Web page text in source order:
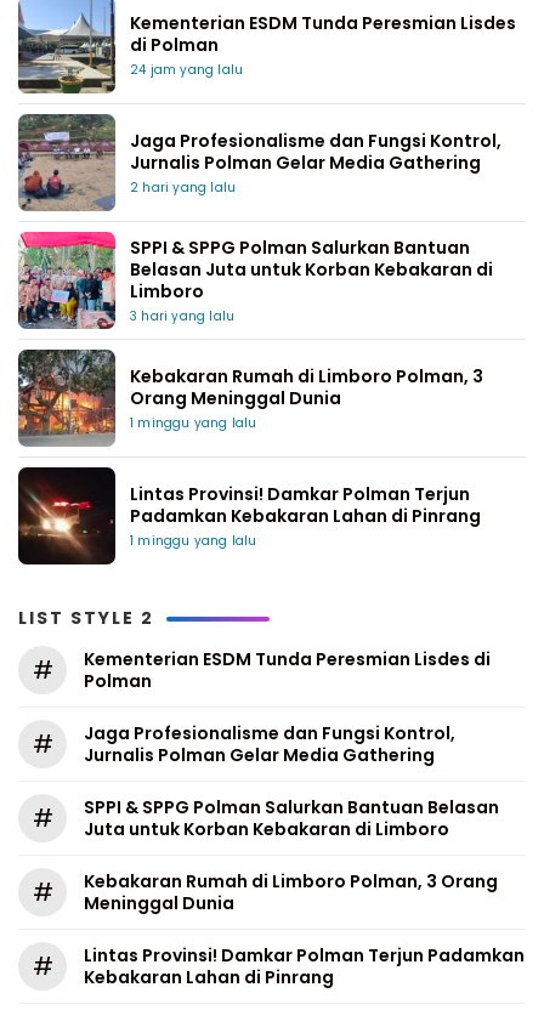
Kementerian ESDM Tunda Peresmian Lisdes
di Polman
24 jam yang lalu
Jaga Profesionalisme dan Fungsi Kontrol,
Jurnalis Polman Gelar Media Gathering
2 hari yang lalu
SPPI & SPPG Polman Salurkan Bantuan
Belasan Juta untuk Korban Kebakaran di
Limboro
3 hari yang lalu
Kebakaran Rumah di Limboro Polman, 3
Orang Meninggal Dunia
1 minggu yang lalu
Lintas Provinsi! Damkar Polman Terjun
Padamkan Kebakaran Lahan di Pinrang
1 minggu yang lalu
LIST STYLE 2
#
Kementerian ESDM Tunda Peresmian Lisdes di
Polman
#
Jaga Profesionalisme dan Fungsi Kontrol,
Jurnalis Polman Gelar Media Gathering
#
SPPI & SPPG Polman Salurkan Bantuan Belasan
Juta untuk Korban Kebakaran di Limboro
#
Kebakaran Rumah di Limboro Polman, 3 Orang
Meninggal Dunia
#
Lintas Provinsi! Damkar Polman Terjun Padamkan
Kebakaran Lahan di Pinrang